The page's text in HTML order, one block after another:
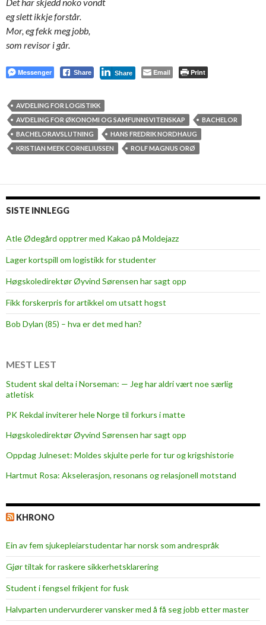
eg slett ikkje forstår.
Mor, eg fekk meg jobb,
som revisor i går.
Messenger Share Share Email Print
AVDELING FOR LOGISTIKK
AVDELING FOR ØKONOMI OG SAMFUNNSVITENSKAP
BACHELOR
BACHELORAVSLUTNING
HANS FREDRIK NORDHAUG
KRISTIAN MEEK CORNELIUSSEN
ROLF MAGNUS ORØ
SISTE INNLEGG
Atle Ødegård opptrer med Kakao på Moldejazz
Lager kortspill om logistikk for studenter
Høgskoledirektør Øyvind Sørensen har sagt opp
Fikk forskerpris for artikkel om utsatt hogst
Bob Dylan (85) – hva er det med han?
MEST LEST
Student skal delta i Norseman: — Jeg har aldri vært noe særlig
atletisk
PK Rekdal inviterer hele Norge til forkurs i matte
Høgskoledirektør Øyvind Sørensen har sagt opp
Oppdag Julneset: Moldes skjulte perle for tur og krigshistorie
Hartmut Rosa: Akselerasjon, resonans og relasjonell motstand
KHRONO
Ein av fem sjukepleiar­studentar har norsk som andrespråk
Gjør tiltak for raskere sikkerhets­klarering
Student i fengsel frikjent for fusk
Halvparten undervurderer vansker med å få seg jobb etter master